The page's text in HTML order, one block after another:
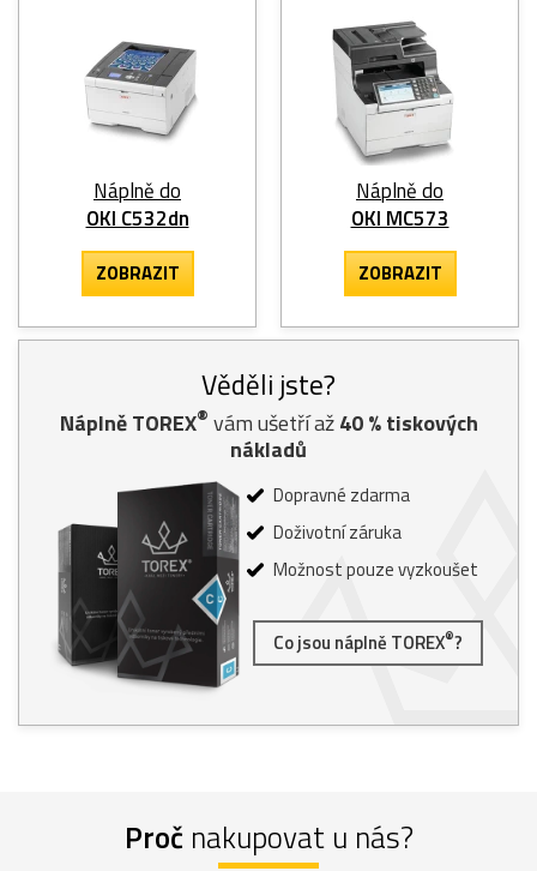
Náplně do
OKI C532dn
ZOBRAZIT
Náplně do
OKI MC573
ZOBRAZIT
Věděli jste?
Náplně TOREX® vám ušetří až40% tiskových
nákladů
Dopravné zdarma
Doživotní záruka
Možnost pouze vyzkoušet
Co jsou náplně TOREX®?
Proč nakupovat u nás?